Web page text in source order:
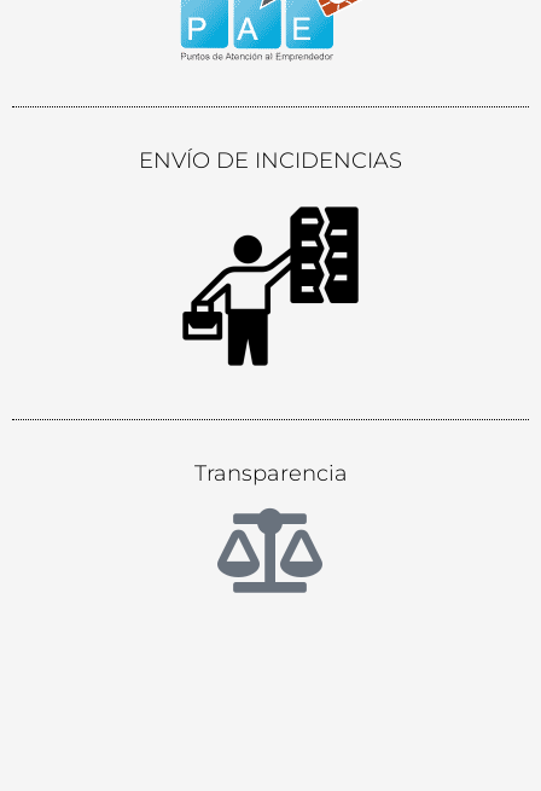
ENVÍO DE INCIDENCIAS
Transparencia